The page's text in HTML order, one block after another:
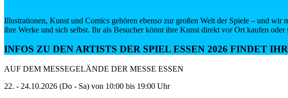
Illustrationen, Kunst und Comics gehören ebenso zur großen Welt der Spiele – und
ihre Werke und sich selbst. Ihr als Besucher könnt ihre Kunst direkt vor Ort kaufen
INFOS ZU DEN ARTISTS DER SPIEL ESSEN 2026 FINDET
AUF DEM MESSEGELÄNDE DER MESSE ESSEN
22. - 24.10.2026 (Do - Sa) von 10:00 bis 19:00 Uhr